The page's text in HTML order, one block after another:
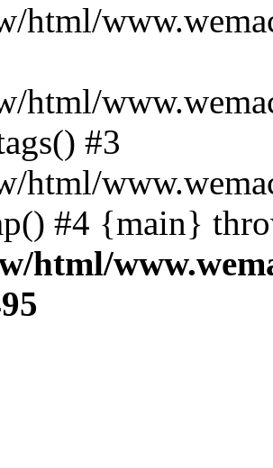
html/
html/
#3
html/
#4 {main}
html/